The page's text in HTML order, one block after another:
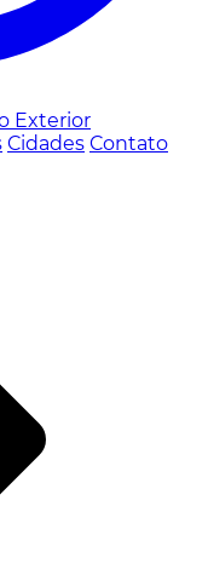
Exterior
Cidades Contato